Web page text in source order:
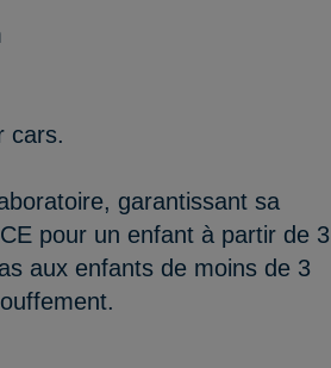
cars.
garantissant sa
pour un enfant à partir de 3
aux enfants de moins de 3